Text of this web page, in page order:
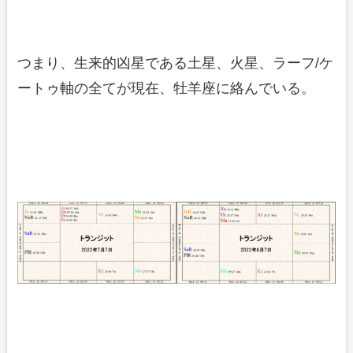
つまり、生来的凶星である土星、火星、ラーフ/ケ
ートゥ軸の全てが現在、牡羊座に絡んでいる。